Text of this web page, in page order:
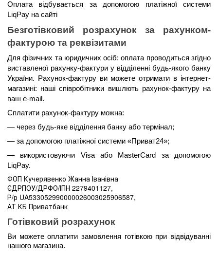
Оплата відбувається за допомогою платіжної системи
LiqPay на сайті
Безготівковий розрахунок за рахунком-
фактурою та реквізитами
Для фізичних та юридичних осіб: оплата проводиться згідно
виставленої рахунку-фактури у відділенні будь-якого банку
України. Рахунок-фактуру ви можете отримати в інтернет-
магазині: наші співробітники вишлють рахунок-фактуру на
ваш e-mail.
Сплатити рахунок-фактуру можна:
— через будь-яке відділення банку або термінал;
— за допомогою платіжної системи «Приват24»;
— використовуючи Visa або MasterCard за допомогою
LiqPay.
ФОП Кучерявенко Жанна Іванівна
ЄДРПОУ/ДРФО/ІПН 2279401127,
Р/р UA533052990000026003025906587,
АТ КБ Приватбанк
Готівковий розрахунок
Ви можете оплатити замовлення готівкою при відвідуванні
нашого магазина.